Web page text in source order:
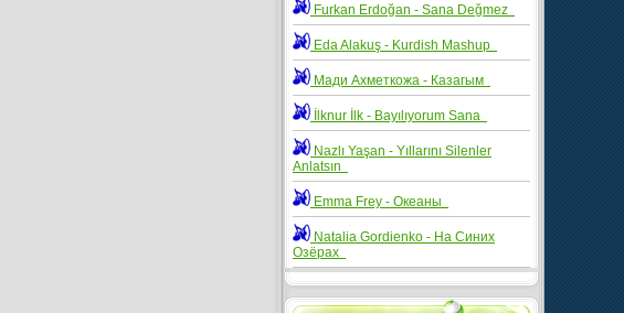
Furkan Erdoğan - Sana Değmez
Eda Alakuş - Kurdish Mashup
Мади Ахметкожа - Казагым
İlknur İlk - Bayılıyorum Sana
Nazlı Yaşan - Yıllarını Silenler
Anlatsın
Emma Frey - Океаны
Natalia Gordienko - На Синих
Озёрах